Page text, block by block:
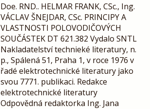
Doe. RND.. HELMAR FRANK, CSc., Ing.
VÁCLAV ŠNEJDAR, CSc. PRINCIPY A
VLASTNOSTI POLOVODIČOVÝCH
SOUČÁSTEK DT 621.382 Vydalo SNTL
Nakladatelství technieké literatury, n.
p., Spálená 51, Praha 1, v roce 1976 v
řadé elektrotechnické literatury jako
svou 7771. publikaci. Redakce
elektrotechnické literatury
Odpovědná redaktorka Ing. Jana